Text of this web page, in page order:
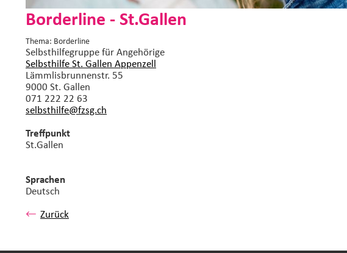
Borderline - St.Gallen
Thema: Borderline
Selbsthilfegruppefür Angehörige
Selbsthilfe St. Gallen Appenzell
Lämmlisbrunnenstr. 55
9000 St. Gallen
071 222 22 63
selbsthilfe@fzsg.ch
Treffpunkt
St.Gallen
Sprachen
Deutsch
Zurück